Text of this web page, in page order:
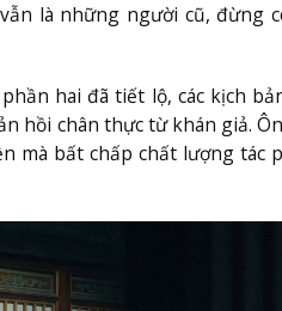
là những người cũ, đừng
hai đã tiết lộ, các kịch
hồi chân thực từ khán giả.
mà bất chấp chất lượng tác